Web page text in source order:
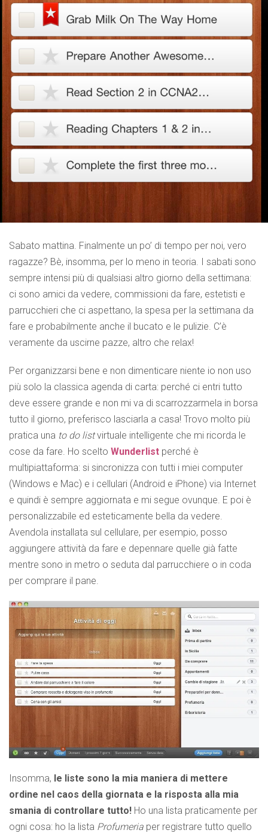
Sabato mattina. Finalmente un po’ di tempo per noi, vero
ragazze? Bè, insomma, per lo meno in teoria. I sabati sono
sempre intensi più di qualsiasi altro giorno della settimana:
ci sono amici da vedere, commissioni da fare, estetisti e
parrucchieri che ci aspettano, la spesa per la settimana da
fare e probabilmente anche il bucato e le pulizie. C’è
veramente da uscirne pazze, altro che relax!
Per organizzarsi bene e non dimenticare niente io non uso
più solo la classica agenda di carta: perché ci entri tutto
deve essere grande e non mi va di scarrozzarmela in borsa
tutto il giorno, preferisco lasciarla a casa! Trovo molto più
pratica una to do listvirtuale intelligente che mi ricorda le
cose da fare. Ho scelto Wunderlist perché è
multipiattaforma: si sincronizza con tutti i miei computer
(Windows e Mac) e i cellulari (Android e iPhone) via Internet
e quindi è sempre aggiornata e mi segue ovunque. E poi è
personalizzabile ed esteticamente bella da vedere.
Avendola installata sul cellulare, per esempio, posso
aggiungere attività da fare e depennare quelle già fatte
mentre sono in metro o seduta dal parrucchiere o in coda
per comprare il pane.
Insomma, le liste sono la mia maniera di mettere
ordine nel caos della giornata e la risposta alla mia
smania di controllare tutto! Ho una lista praticamente per
ogni cosa: ho la lista Profumeria per registrare tutto quello